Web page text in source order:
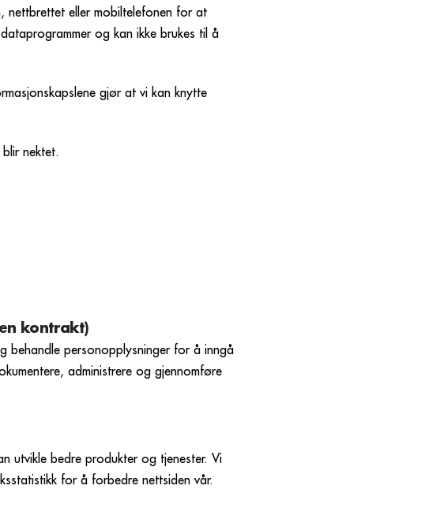
nettbrettet eller mobiltelefonen for at
og kan ikke brukes til å
gjør at vi kan knytte
nektet.
kontrakt)
behandle personopplysninger for å inngå
administrere og gjennomføre
utvikle bedre produkter og tjenester. Vi
for å forbedre nettsiden vår.